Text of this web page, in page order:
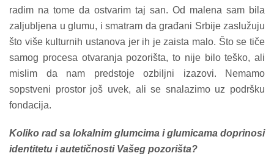
radim na tome da ostvarim taj san. Od malena sam bila
zaljubljena u glumu, i smatram da građani Srbije zaslužuju
što više kulturnih ustanova jer ih je zaista malo. Što se tiče
samog procesa otvaranja pozorišta, to nije bilo teško, ali
mislim da nam predstoje ozbiljni izazovi. Nemamo
sopstveni prostor još uvek, ali se snalazimo uz podršku
fondacija.
Koliko rad sa lokalnim glumcima i glumicama doprinosi
identitetu i autetičnosti Vašeg pozorišta?